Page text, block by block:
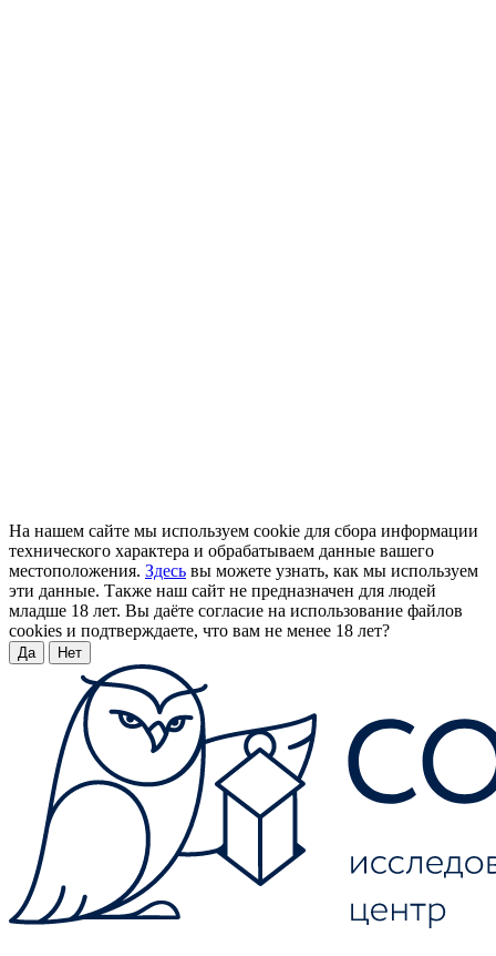
На нашем сайте мы используем cookie для сбора информации
технического характера и обрабатываем данные вашего
местоположения. Здесь вы можете узнать, как мы используем
эти данные. Также наш сайт не предназначен для людей
младше 18 лет. Вы даёте согласие на использование файлов
cookies и подтверждаете, что вам не менее 18 лет?
Да Нет